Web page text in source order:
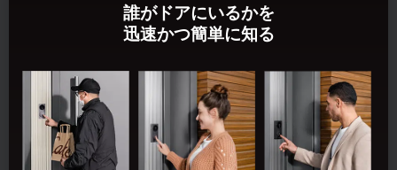
誰がドアにいるかを
迅速かつ簡単に知る